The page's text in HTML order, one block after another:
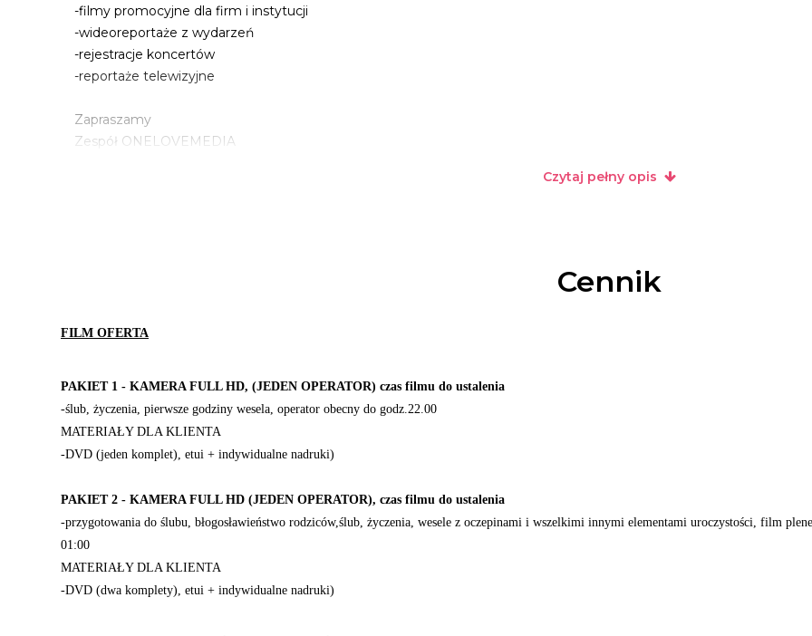
-filmy promocyjne dla firm i instytucji
-wideoreportaże z wydarzeń
-rejestracje koncertów
-reportaże telewizyjne
Zapraszamy
Zespół ONELOVEMEDIA
Czytaj pełny opis
Cennik
FILM OFERTA
PAKIET 1 - KAMERA FULL HD, (JEDEN OPERATOR) czas filmu do ustalenia
-ślub, życzenia, pierwsze godziny wesela, operator obecny do godz.22.00
MATERIAŁY DLA KLIENTA
-DVD (jeden komplet), etui + indywidualne nadruki)
PAKIET 2 - KAMERA FULL HD (JEDEN OPERATOR), czas filmu do ustalenia
-przygotowania do ślubu, błogosławieństwo rodziców,ślub, życzenia, wesele z oczepinami i wszelkimi innymi elementami uroczystości, film
01:00
MATERIAŁY DLA KLIENTA
-DVD (dwa komplety), etui + indywidualne nadruki)